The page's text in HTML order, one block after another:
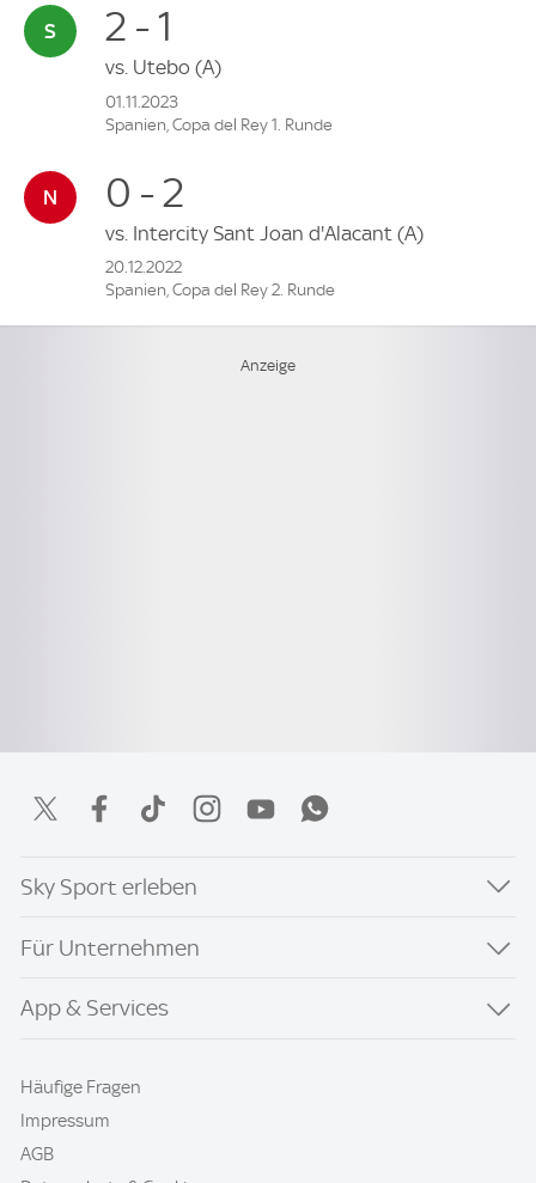
2 - 1
vs. Utebo (A)
01.11.2023
Spanien, Copa del Rey 1. Runde
0 - 2
vs. Intercity Sant Joan d'Alacant (A)
20.12.2022
Spanien, Copa del Rey 2. Runde
Sky Sport erleben
Für Unternehmen
App & Services
Häufige Fragen
Impressum
AGB